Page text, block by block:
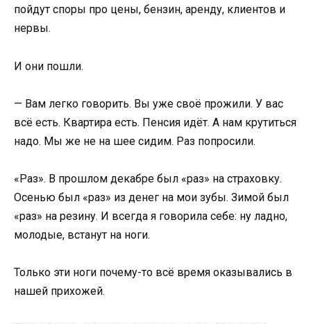
пойдут споры про цены, бензин, аренду, клиентов и
нервы.
И они пошли.
— Вам легко говорить. Вы уже своё прожили. У вас
всё есть. Квартира есть. Пенсия идёт. А нам крутиться
надо. Мы же не на шее сидим. Раз попросили.
«Раз». В прошлом декабре был «раз» на страховку.
Осенью был «раз» из денег на мои зубы. Зимой был
«раз» на резину. И всегда я говорила себе: ну ладно,
молодые, встанут на ноги.
Только эти ноги почему-то всё время оказывались в
нашей прихожей.